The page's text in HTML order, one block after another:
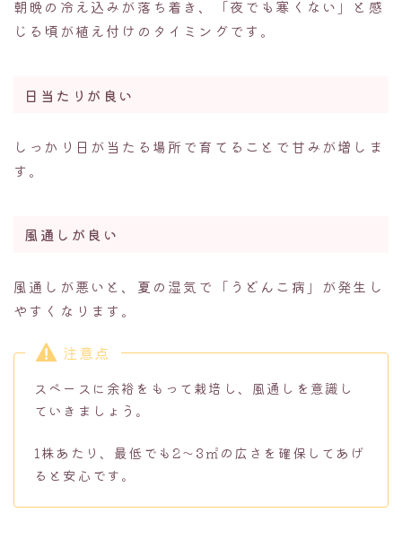
朝晩の冷え込みが落ち着き、「夜でも寒くない」と感
じる頃が植え付けのタイミングです。
日当たりが良い
しっかり日が当たる場所で育てることで甘みが増しま
す。
風通しが良い
風通しが悪いと、夏の湿気で「うどんこ病」が発生し
やすくなります。
注意点
スペースに余裕をもって栽培し、風通しを意識し
ていきましょう。
1株あたり、最低でも2〜3㎡の広さを確保してあげ
ると安心です。